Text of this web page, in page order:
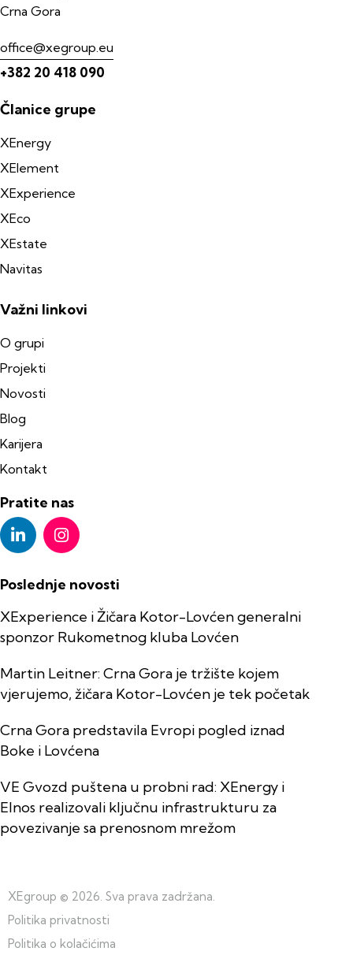
Crna Gora
office@xegroup.eu
+382 20 418 090
Članice grupe
XEnergy
XElement
XExperience
XEco
XEstate
Navitas
Važni linkovi
O grupi
Projekti
Novosti
Blog
Karijera
Kontakt
Pratite nas
Poslednje novosti
XExperience i Žičara Kotor-Lovćen generalni
sponzor Rukometnog kluba Lovćen
Martin Leitner: Crna Gora je tržište kojem
vjerujemo, žičara Kotor-Lovćen je tek početak
Crna Gora predstavila Evropi pogled iznad
Boke i Lovćena
VE Gvozd puštena u probni rad: XEnergy i
Elnos realizovali ključnu infrastrukturu za
povezivanje sa prenosnom mrežom
XEgroup © 2026. Sva prava zadržana.
Politika privatnosti
Politika o kolačićima